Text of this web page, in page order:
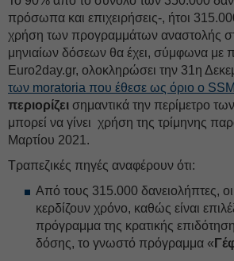
πρόσωπα και επιχειρήσεις-, ήτοι
χρήση των προγραμμάτων αναστολής
μηνιαίων δόσεων θα έχει, σύμφωνα με
Euro2day.gr, ολοκληρώσει την 31η
των moratoria που έθεσε ως όριο ο SSM
περιορίζει σημαντικά την περίμετρο
μπορεί να γίνει χρήση της τρίμηνης
Μαρτίου 2021.
Τραπεζικές πηγές αναφέρουν ότι:
Από τους 315.000 δανειολήπτες,
κερδίζουν χρόνο, καθώς είναι
πρόγραμμα της κρατικής
δόσης, το γνωστό πρόγραμμα «